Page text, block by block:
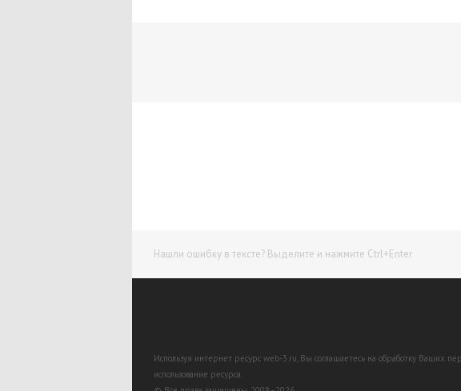
Нашли ошибку в тексте? Выделите и нажмите Ctrl+Enter
Используя интернет ресурс web-3.ru, Вы соглашаетесь на обработку Ваших
использование ресурса.